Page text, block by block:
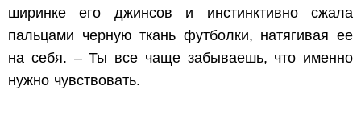
ширинке его джинсов и инстинктивно сжала
пальцами черную ткань футболки, натягивая ее
на себя. – Ты все чаще забываешь, что именно
нужно чувствовать.